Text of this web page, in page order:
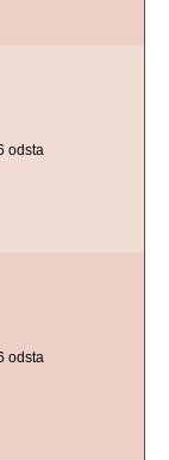
odsta
odsta